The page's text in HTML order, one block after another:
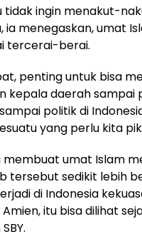
tidak ingin menakut-
ia menegaskan, umat
tercerai-berai.
penting untuk bisa
kepala daerah sampai
politik di
yang perlu kita
membuat umat Islam
tersebut sedikit lebih
di Indonesia
itu bisa dilihat